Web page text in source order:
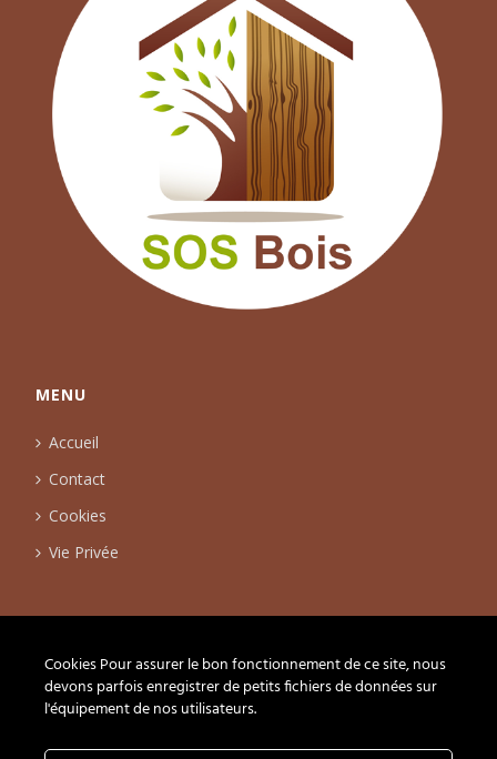
MENU
Accueil
Contact
Cookies
Vie Privée
SOS Bois
Ch. Du Carroz-Delay 12
Cookies Pour assurer le bon fonctionnement de ce site, nous
devons parfois enregistrer de petits fichiers de données sur
l'équipement de nos utilisateurs.